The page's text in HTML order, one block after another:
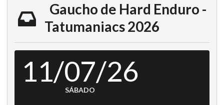
Gaucho de Hard Enduro -
Tatumaniacs 2026
11/07/26
SÁBADO